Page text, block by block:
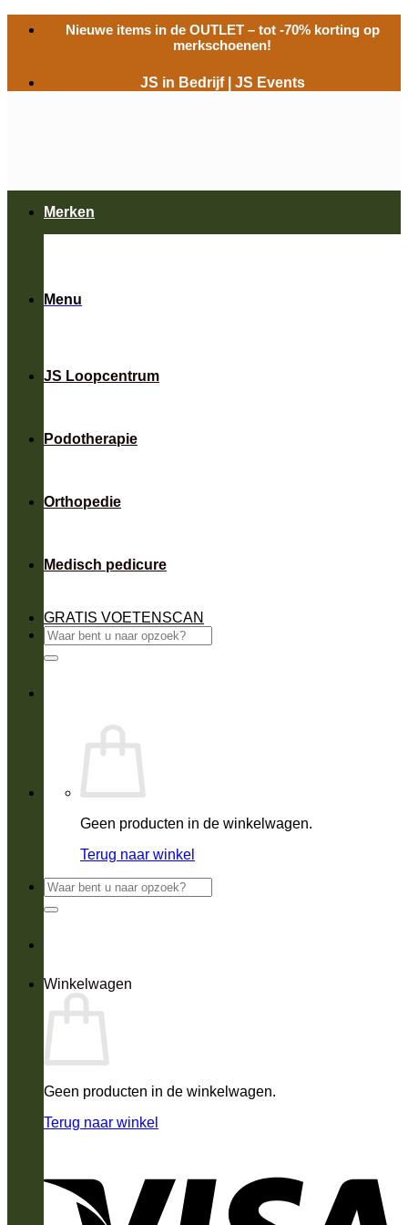
naar
Nieuwe items in de OUTLET– tot -70% korting op
merkschoenen!
JS in Bedrijf JS Events
Menu
JS Loopcentrum
Podotherapie
Orthopedie
Medisch pedicure
GRATIS VOETENSCAN
Zoeken
naar:
Geen producten in de winkelwagen.
Terug naar winkel
Zoeken
naar:
Winkelwagen
Geen producten in de winkelwagen.
Terug naar winkel
Merken